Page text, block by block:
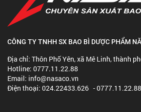
CÔNG TY TNHH SX BAO BÌ DƯỢC PHẨM
Địa chỉ: Thôn Phố Yên, xã Mê Linh, thành
Hotline: 0777.11.22.88
Email: info@nasaco.vn
Điện thoại: 024.22433.626 - 0777.11.22.88